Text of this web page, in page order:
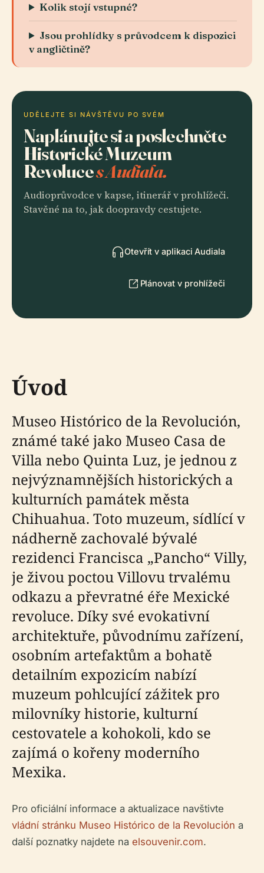
Kolik stojí vstupné?
Jsou prohlídky s průvodcem k dispozici
v angličtině?
UDĚLEJTE SI NÁVŠTĚVU PO SVÉM
Naplánujte si a poslechněte
Historické Muzeum
Revoluces Audiala.
Audioprůvodce v kapse, itinerář v prohlížeči.
Stavěné na to, jak doopravdy cestujete.
Otevřít v aplikaci Audiala
Plánovat v prohlížeči
Úvod
Museo Histórico de la Revolución,
známé také jako Museo Casa de
Villa nebo Quinta Luz, je jednou z
nejvýznamnějších historických a
kulturních památek města
Chihuahua. Toto muzeum, sídlící v
nádherně zachovalé bývalé
rezidenci Francisca „Pancho“ Villy,
je živou poctou Villovu trvalému
odkazu a převratné éře Mexické
revoluce. Díky své evokativní
architektuře, původnímu zařízení,
osobním artefaktům a bohatě
detailním expozicím nabízí
muzeum pohlcující zážitek pro
milovníky historie, kulturní
cestovatele a kohokoli, kdo se
zajímá o kořeny moderního
Mexika.
Pro oficiální informace a aktualizace navštivte
vládní stránku Museo Histórico de la Revolución a
další poznatky najdete na elsouvenir.com.